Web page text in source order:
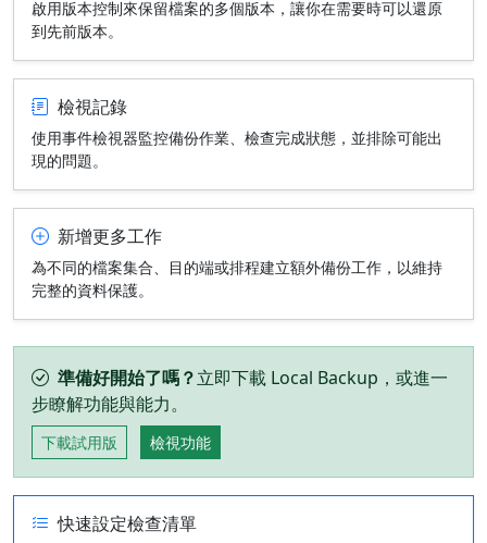
啟用版本控制來保留檔案的多個版本，讓你在需要時可以還原
到先前版本。
檢視記錄
使用事件檢視器監控備份作業、檢查完成狀態，並排除可能出
現的問題。
新增更多工作
為不同的檔案集合、目的端或排程建立額外備份工作，以維持
完整的資料保護。
準備好開始了嗎？立即下載 Local Backup，或進一
步瞭解功能與能力。
下載試用版 檢視功能
快速設定檢查清單